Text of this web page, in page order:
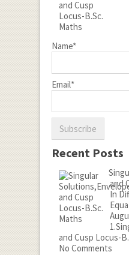
Name*
Email*
Recent Posts
and
In
and Cusp Locus-
No Comments